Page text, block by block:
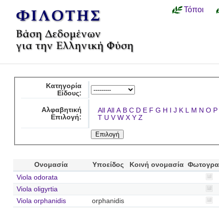
Τόποι
Κατηγορία
Είδους:
Αλφαβητική
Επιλογή:
All All A B C D E F G H I J K L M N O P
T U V W X Y Z
Ονομασία Υποείδος Κοινή ονομασία
Viola odorata
Viola oligyrtia
Viola orphanidis
orphanidis